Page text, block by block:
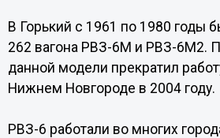
В Горький с 1961 по 1980 годы
262 вагона РВЗ-6М и РВЗ-6М2.
данной модели прекратил
Нижнем Новгороде в 2004 году.
РВЗ-6 работали во многих